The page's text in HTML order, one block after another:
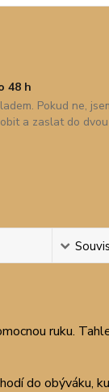
48 h
Pokud ne,
a zaslat do dvou
ruku.
do obýváku,